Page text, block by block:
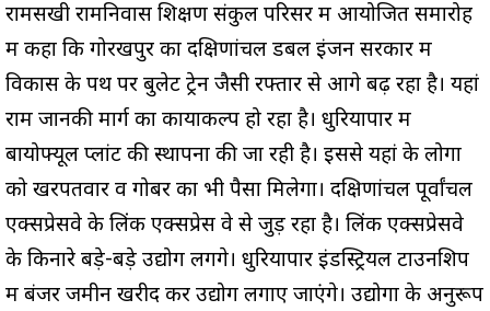
रामसखी रामनिवास शिक्षण संकुल परिसर में आयोजित समारोह
में कहा कि गोरखपुर का दक्षिणांचल डबल इंजन सरकार में
विकास के पथ पर बुलेट ट्रेन जैसी रफ्तार से आगे बढ़ रहा है। यहां
राम जानकी मार्ग का कायाकल्प हो रहा है। धुरियापार में
बायोफ्यूल प्लांट की स्थापना की जा रही है। इससे यहां के लोगों
को खरपतवार व गोबर का भी पैसा मिलेगा। दक्षिणांचल पूर्वांचल
एक्सप्रेसवे के लिंक एक्सप्रेस वे से जुड़ रहा है। लिंक एक्सप्रेसवे
के किनारे बड़े-बड़े उद्योग लगेंगे। धुरियापार इंडस्ट्रियल टाउनशिप
में बंजर जमीन खरीद कर उद्योग लगाए जाएंगे। उद्योगों के अनुरूप